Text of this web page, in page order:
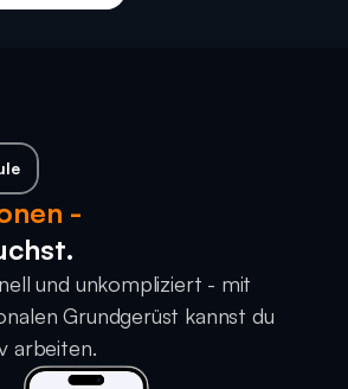
-
und unkompliziert - mit
Grundgerüst kannst du
arbeiten.